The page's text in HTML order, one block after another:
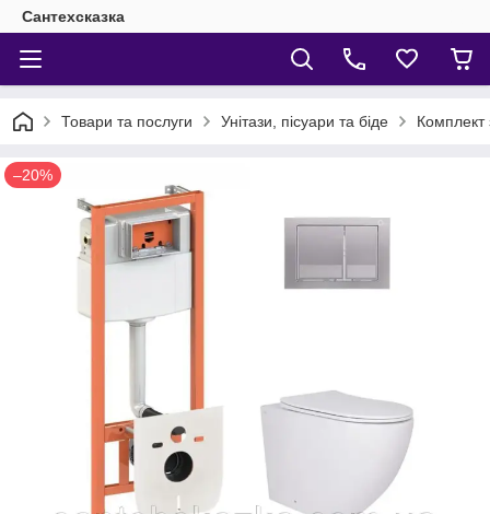
Сантехсказка
Товари та послуги Унітази, пісуари та біде Комплект
–20%